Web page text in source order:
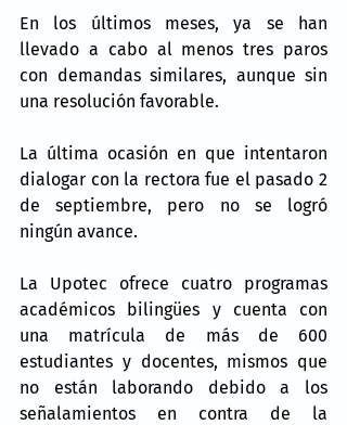
En los últimos meses, ya se han
llevado a cabo al menos tres paros
con demandas similares, aunque sin
una resolución favorable.
La última ocasión en que intentaron
dialogar con la rectora fue el pasado 2
de septiembre, pero no se logró
ningún avance.
La Upotec ofrece cuatro programas
académicos bilingües y cuenta con
una matrícula de más de 600
estudiantes y docentes, mismos que
no están laborando debido a los
señalamientos en contra de la